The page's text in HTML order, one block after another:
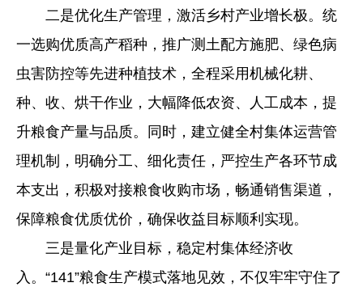
二是优化生产管理，激活乡村产业增长极。统
一选购优质高产稻种，推广测土配方施肥、绿色病
虫害防控等先进种植技术，全程采用机械化耕、
种、收、烘干作业，大幅降低农资、人工成本，提
升粮食产量与品质。同时，建立健全村集体运营管
理机制，明确分工、细化责任，严控生产各环节成
本支出，积极对接粮食收购市场，畅通销售渠道，
保障粮食优质优价，确保收益目标顺利实现。
三是量化产业目标，稳定村集体经济收
入。“141”粮食生产模式落地见效，不仅牢牢守住了